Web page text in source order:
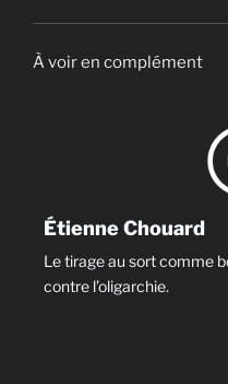
À voir en complément
Étienne Chouard
Le tirage au sort comme
contre l’oligarchie.